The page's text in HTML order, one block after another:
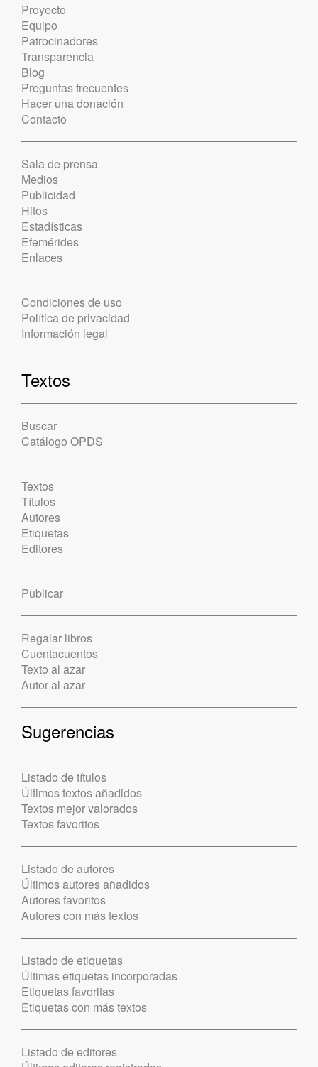
Proyecto
Equipo
Patrocinadores
Transparencia
Blog
Preguntas frecuentes
Hacer una donación
Contacto
Sala de prensa
Medios
Publicidad
Hitos
Estadísticas
Efemérides
Enlaces
Condiciones de uso
Política de privacidad
Información legal
Textos
Buscar
Catálogo OPDS
Textos
Títulos
Autores
Etiquetas
Editores
Publicar
Regalar libros
Cuentacuentos
Texto al azar
Autor al azar
Sugerencias
Listado de títulos
Últimos textos añadidos
Textos mejor valorados
Textos favoritos
Listado de autores
Últimos autores añadidos
Autores favoritos
Autores con más textos
Listado de etiquetas
Últimas etiquetas incorporadas
Etiquetas favoritas
Etiquetas con más textos
Listado de editores